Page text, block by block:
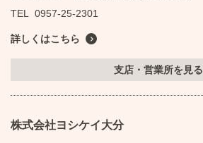
TEL
0957-25-2301
詳しくはこちら
支店・営業所を見る
株式会社ヨシケイ大分